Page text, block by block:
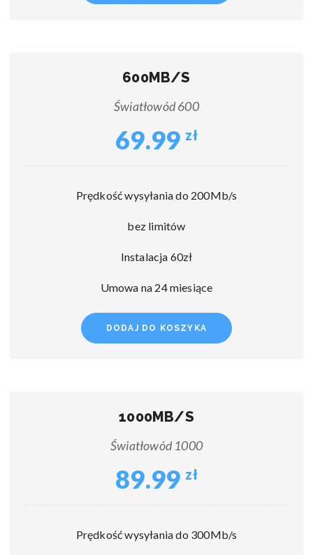
600MB/S
Światłowód 600
69.99 zł
Prędkość wysyłania do 200Mb/s
bez limitów
Instalacja 60zł
Umowa na 24 miesiące
DODAJ DO KOSZYKA
1000MB/S
Światłowód 1000
89.99 zł
Prędkość wysyłania do 300Mb/s